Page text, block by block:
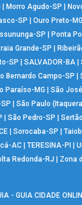
Morro Agudo-SP
SP |Ouro Preto-MG
SP Ponta
Grande-SP
SP |SALVADOR-BA |
Bernardo Campo-SP
Paraíso-MG São
São Paulo
São Pedro-SP
|Sorocaba-SP |
AC| TERESINA-PI
Redonda-RJ Zona
- GUIA CIDADE